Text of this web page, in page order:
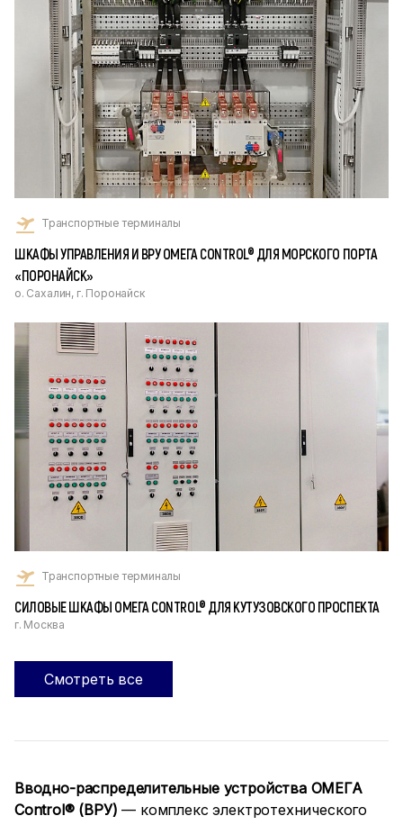
Транспортные терминалы
ШКАФЫ УПРАВЛЕНИЯ И ВРУ ОМЕГА CONTROL® ДЛЯ МОРСКОГО ПОРТА
«ПОРОНАЙСК»
о. Сахалин, г. Поронайск
Транспортные терминалы
СИЛОВЫЕ ШКАФЫ ОМЕГА CONTROL® ДЛЯ КУТУЗОВСКОГО ПРОСПЕКТА
г. Москва
Смотреть все
Вводно-распределительные устройства ОМЕГА
Control® (ВРУ) — комплекс электротехнического